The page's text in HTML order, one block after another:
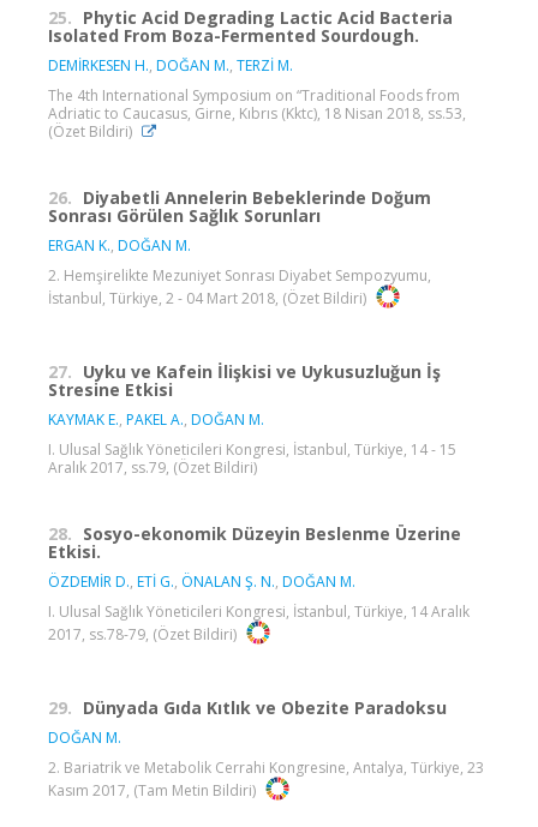
25. Phytic Acid Degrading Lactic Acid Bacteria
Isolated From Boza-Fermented Sourdough.
DEMİRKESEN H., DOĞAN M., TERZİ M.
The 4th International Symposium on “Traditional Foods from
Adriatic to Caucasus, Girne, Kıbrıs (Kktc), 18 Nisan 2018, ss.53,
(Özet Bildiri)
26. Diyabetli Annelerin Bebeklerinde Doğum
Sonrası Görülen Sağlık Sorunları
ERGAN K., DOĞAN M.
2. Hemşirelikte Mezuniyet Sonrası Diyabet Sempozyumu,
İstanbul, Türkiye, 2 - 04 Mart 2018, (Özet Bildiri)
27. Uyku ve Kafein İlişkisi ve Uykusuzluğun İş
Stresine Etkisi
KAYMAK E., PAKEL A., DOĞAN M.
I. Ulusal Sağlık Yöneticileri Kongresi, İstanbul, Türkiye, 14 - 15
Aralık 2017, ss.79, (Özet Bildiri)
28. Sosyo-ekonomik Düzeyin Beslenme Üzerine
Etkisi.
ÖZDEMİR D., ETİ G., ÖNALAN Ş. N., DOĞAN M.
I. Ulusal Sağlık Yöneticileri Kongresi, İstanbul, Türkiye, 14 Aralık
2017, ss.78-79, (Özet Bildiri)
29. Dünyada Gıda Kıtlık ve Obezite Paradoksu
DOĞAN M.
2. Bariatrik ve Metabolik Cerrahi Kongresine, Antalya, Türkiye, 23
Kasım 2017, (Tam Metin Bildiri)